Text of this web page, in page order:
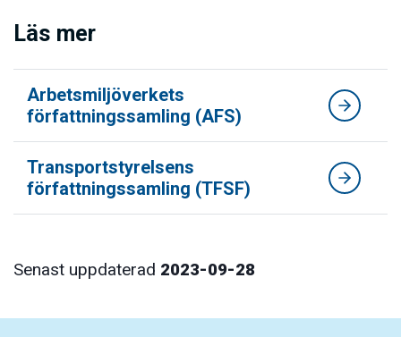
Läs mer
Arbetsmiljöverkets
författningssamling (AFS)
Transportstyrelsens
författningssamling (TFSF)
Senast uppdaterad 2023-09-28